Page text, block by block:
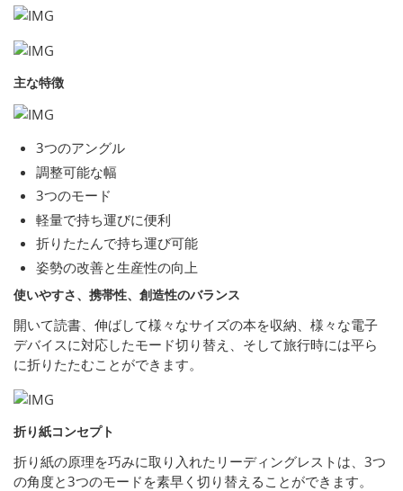
主な特徴
3つのアングル
調整可能な幅
3つのモード
軽量で持ち運びに便利
折りたたんで持ち運び可能
姿勢の改善と生産性の向上
使いやすさ、携帯性、創造性のバランス
開いて読書、伸ばして様々なサイズの本を収納、様々な電子
デバイスに対応したモード切り替え、そして旅行時には平ら
に折りたたむことができます。
折り紙コンセプト
折り紙の原理を巧みに取り入れたリーディングレストは、3つ
の角度と3つのモードを素早く切り替えることができます。